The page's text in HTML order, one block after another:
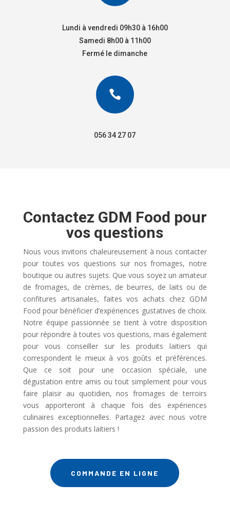
Lundi à vendredi 09h30 à 16h00
Samedi 8h00 à 11h00
Fermé le dimanche

056 34 27 07
Contactez GDM Food pour
vos questions
Nous vous invitons chaleureusement à nous contacter
pour toutes vos questions sur nos fromages, notre
boutique ou autres sujets. Que vous soyez un amateur
de fromages, de crèmes, de beurres, de laits ou de
confitures artisanales, faites vos achats chez GDM
Food pour bénéficier d’expériences gustatives de choix.
Notre équipe passionnée se tient à votre disposition
pour répondre à toutes vos questions, mais également
pour vous conseiller sur les produits laitiers qui
correspondent le mieux à vos goûts et préférences.
Que ce soit pour une occasion spéciale, une
dégustation entre amis ou tout simplement pour vous
faire plaisir au quotidien, nos fromages de terroirs
vous apporteront à chaque fois des expériences
culinaires exceptionnelles. Partagez avec nous votre
passion des produits laitiers !
COMMANDE EN LIGNE